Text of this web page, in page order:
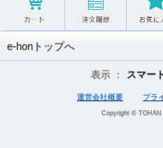
e-honトップへ
表示 ： スマー
運営会社概要 プラ
Copyright © TOHAN